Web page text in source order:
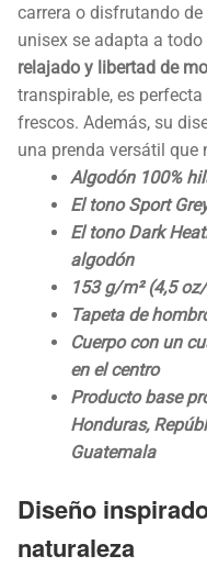
carrera o disfrutando
unisex se adapta a
relajado y libertad de
transpirable, es
frescos. Además, su
una prenda versátil que
Algodón 100%
El tono Sport
El tono Dark
algodón
153 g/m² (4,5
Tapeta de
Cuerpo con un
en el centro
Producto base
Honduras,
Guatemala
Diseño
naturaleza